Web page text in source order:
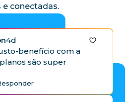
4d
benefício com a
são super
e conectadas.